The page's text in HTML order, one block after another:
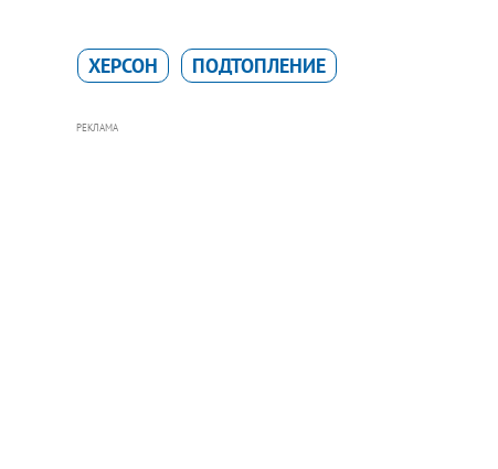
ХЕРСОН ПОДТОПЛЕНИЕ
РЕКЛАМА